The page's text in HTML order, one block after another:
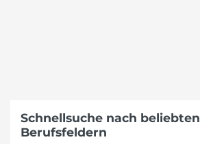
Schnellsuche nach beliebten
Berufsfeldern